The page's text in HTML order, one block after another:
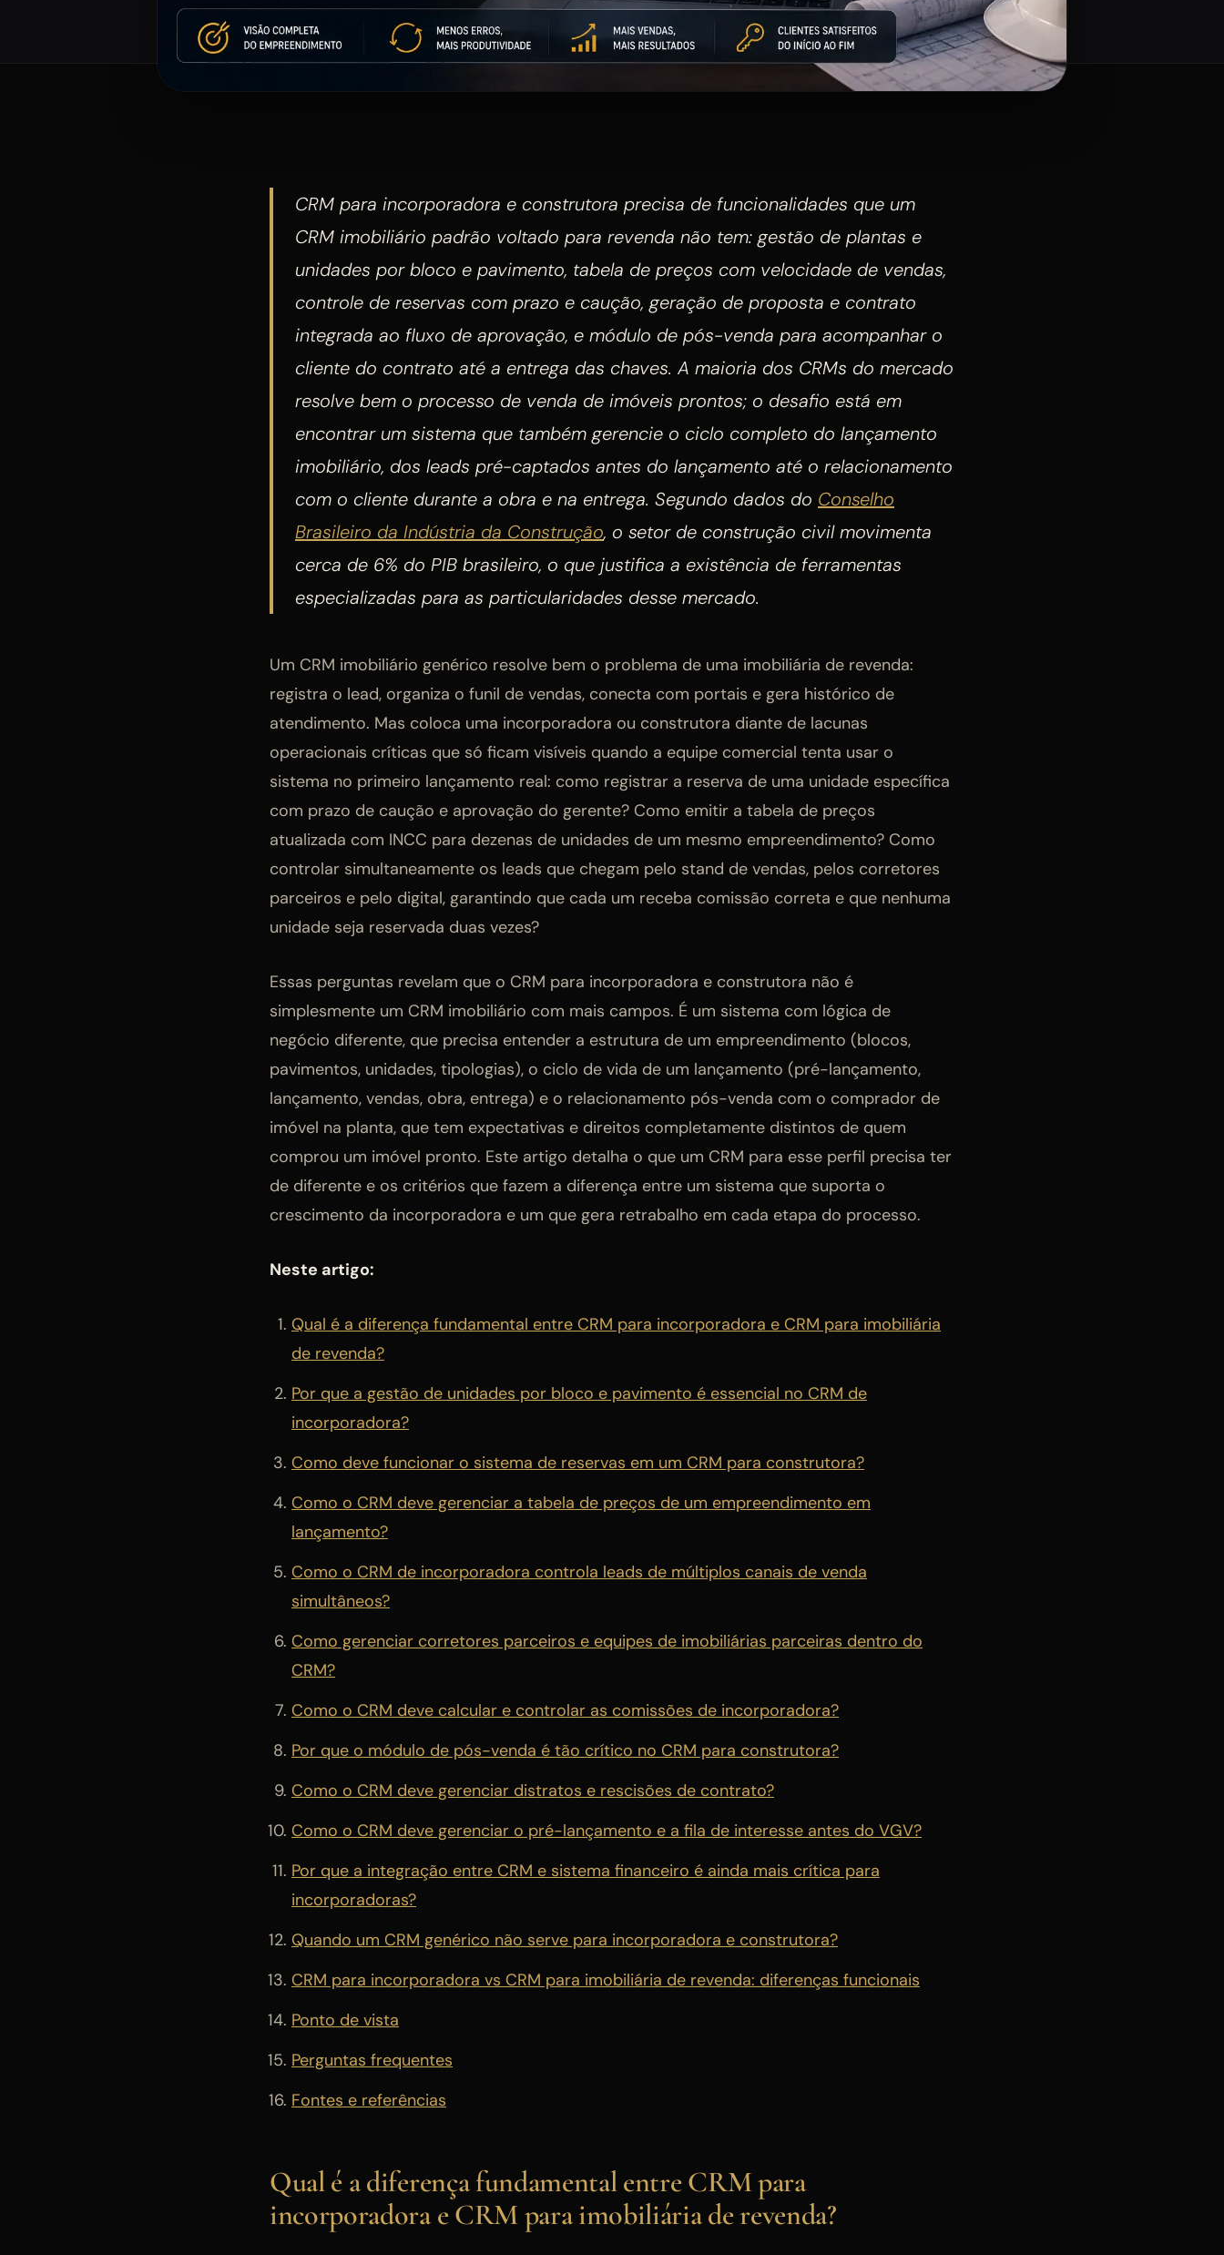
CRM para incorporadora e construtora precisa de funcionalidades que um
CRM imobiliário padrão voltado para revenda não tem: gestão de plantas e
unidades por bloco e pavimento, tabela de preços com velocidade de vendas,
controle de reservas com prazo e caução, geração de proposta e contrato
integrada ao fluxo de aprovação, e módulo de pós-venda para acompanhar o
cliente do contrato até a entrega das chaves. A maioria dos CRMs do mercado
resolve bem o processo de venda de imóveis prontos; o desafio está em
encontrar um sistema que também gerencie o ciclo completo do lançamento
imobiliário, dos leads pré-captados antes do lançamento até o relacionamento
com o cliente durante a obra e na entrega. Segundo dados do Conselho
Brasileiro da Indústria da Construção, o setor de construção civil movimenta
cerca de 6% do PIB brasileiro, o que justifica a existência de ferramentas
especializadas para as particularidades desse mercado.
Um CRM imobiliário genérico resolve bem o problema de uma imobiliária de revenda:
registra o lead, organiza o funil de vendas, conecta com portais e gera histórico de
atendimento. Mas coloca uma incorporadora ou construtora diante de lacunas
operacionais críticas que só ficam visíveis quando a equipe comercial tenta usar o
sistema no primeiro lançamento real: como registrar a reserva de uma unidade específica
com prazo de caução e aprovação do gerente? Como emitir a tabela de preços
atualizada com INCC para dezenas de unidades de um mesmo empreendimento? Como
controlar simultaneamente os leads que chegam pelo stand de vendas, pelos corretores
parceiros e pelo digital, garantindo que cada um receba comissão correta e que nenhuma
unidade seja reservada duas vezes?
Essas perguntas revelam que o CRM para incorporadora e construtora não é
simplesmente um CRM imobiliário com mais campos. É um sistema com lógica de
negócio diferente, que precisa entender a estrutura de um empreendimento (blocos,
pavimentos, unidades, tipologias), o ciclo de vida de um lançamento (pré-lançamento,
lançamento, vendas, obra, entrega) e o relacionamento pós-venda com o comprador de
imóvel na planta, que tem expectativas e direitos completamente distintos de quem
comprou um imóvel pronto. Este artigo detalha o que um CRM para esse perfil precisa ter
de diferente e os critérios que fazem a diferença entre um sistema que suporta o
crescimento da incorporadora e um que gera retrabalho em cada etapa do processo.
Neste artigo:
Qual é a diferença fundamental entre CRM para incorporadora e CRM para imobiliária
de revenda?
Por que a gestão de unidades por bloco e pavimento é essencial no CRM de
incorporadora?
Como deve funcionar o sistema de reservas em um CRM para construtora?
Como o CRM deve gerenciar a tabela de preços de um empreendimento em
lançamento?
Como o CRM de incorporadora controla leads de múltiplos canais de venda
simultâneos?
Como gerenciar corretores parceiros e equipes de imobiliárias parceiras dentro do
CRM?
Como o CRM deve calcular e controlar as comissões de incorporadora?
Por que o módulo de pós-venda é tão crítico no CRM para construtora?
Como o CRM deve gerenciar distratos e rescisões de contrato?
Como o CRM deve gerenciar o pré-lançamento e a fila de interesse antes do VGV?
Por que a integração entre CRM e sistema financeiro é ainda mais crítica para
incorporadoras?
Quando um CRM genérico não serve para incorporadora e construtora?
CRM para incorporadora vs CRM para imobiliária de revenda: diferenças funcionais
Ponto de vista
Perguntas frequentes
Fontes e referências
Qual é a diferença fundamental entre CRM para
incorporadora e CRM para imobiliária de revenda?